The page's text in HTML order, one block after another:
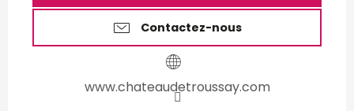
Contactez-nous
www.chateaudetroussay.com